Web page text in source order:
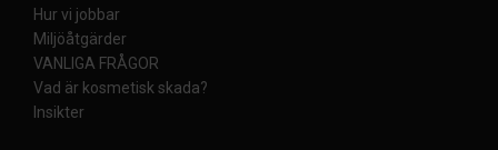
Hur vi jobbar
Miljöåtgärder
VANLIGA FRÅGOR
Vad är kosmetisk skada?
Insikter